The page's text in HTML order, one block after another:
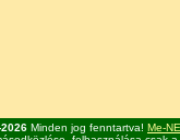
Minden jog fenntartva! Me-